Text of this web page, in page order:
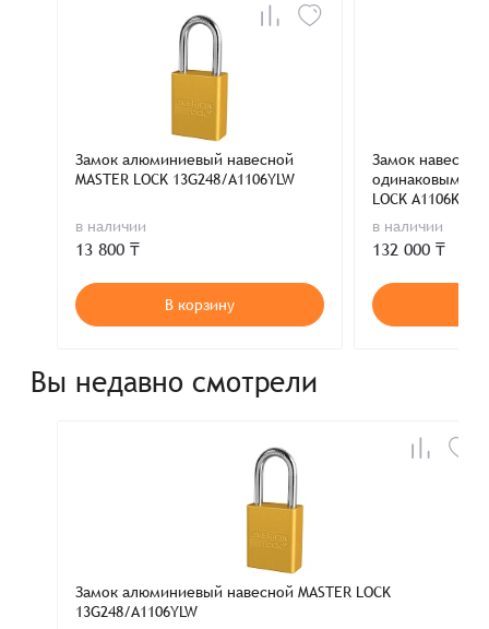
Замок алюминиевый навесной
MASTER LOCK 13G248/A1106YLW
в наличии
13 800 ₸
В корзину
Замок
одинаковыми
LOCK
в наличии
132 000 ₸
Вы недавно смотрели
Замок алюминиевый навесной MASTER LOCK
13G248/A1106YLW